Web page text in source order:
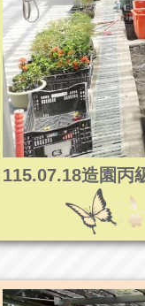
115.07.18造園丙